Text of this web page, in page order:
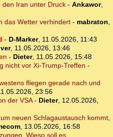
den Iran unter Druck- Ankawor,
das Wetter verhindert- mabraton,
- D-Marker, 11.05.2026, 11:43
, 11.05.2026, 13:46
- Dieter, 11.05.2026, 15:48
nicht vor Xi-Trump-Treffen -
fliegen gerade nach und
23:56
der VSA- Dieter, 12.05.2026,
neuen Schlagaustausch kommt,
, 13.05.2026, 16:58
Wieso soll es